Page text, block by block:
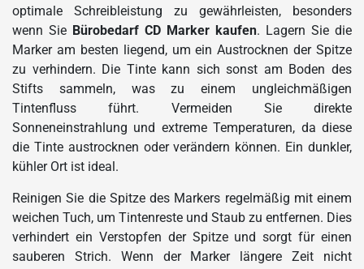
optimale Schreibleistung zu gewährleisten, besonders
wenn Sie Bürobedarf CD Marker kaufen. Lagern Sie die
Marker am besten liegend, um ein Austrocknen der Spitze
zu verhindern. Die Tinte kann sich sonst am Boden des
Stifts sammeln, was zu einem ungleichmäßigen
Tintenfluss führt. Vermeiden Sie direkte
Sonneneinstrahlung und extreme Temperaturen, da diese
die Tinte austrocknen oder verändern können. Ein dunkler,
kühler Ort ist ideal.
Reinigen Sie die Spitze des Markers regelmäßig mit einem
weichen Tuch, um Tintenreste und Staub zu entfernen. Dies
verhindert ein Verstopfen der Spitze und sorgt für einen
sauberen Strich. Wenn der Marker längere Zeit nicht